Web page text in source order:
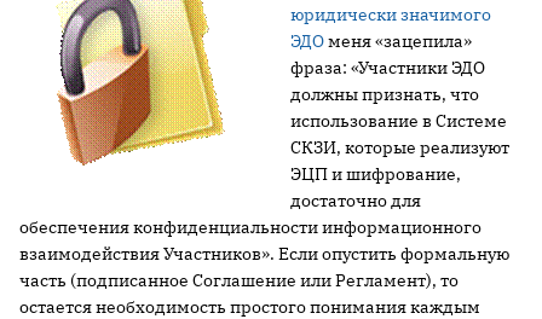
юридически значимого
ЭДОменя «зацепила»
фраза: «Участники ЭДО
должны признать, что
использование в Системе
СКЗИ, которые реализуют
ЭЦП и шифрование,
достаточно для
обеспечения конфиденциальности информационного
взаимодействия Участников». Если опустить формальную
часть (подписанное Соглашение или Регламент), то
остается необходимость простого понимания каждым